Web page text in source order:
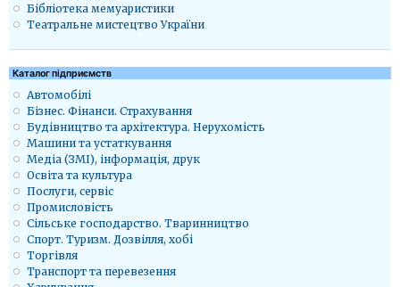
Бібліотека мемуаристики
Театральне мистецтво України
Каталог підприємств
Автомобілі
Бізнес. Фінанси. Страхування
Будівництво та архітектура. Нерухомість
Машини та устаткування
Медіа (ЗМІ), інформація, друк
Освіта та культура
Послуги, сервіс
Промисловість
Сільське господарство. Тваринництво
Спорт. Туризм. Дозвілля, хобі
Торгівля
Транспорт та перевезення